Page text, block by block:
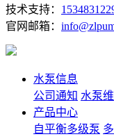
技术支持：
官网邮箱：
水泵信息
公司通知 水泵
产品中心
自平衡多级泵